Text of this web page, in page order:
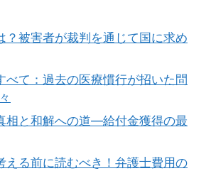
？被害者が裁判を通じて国に求め
べて：過去の医療慣行が招いた問
相と和解への道―給付金獲得の最
える前に読むべき！弁護士費用の